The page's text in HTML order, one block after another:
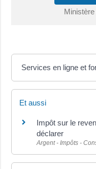
Services en ligne et
Et aussi
Impôt sur le
déclarer
Argent - Impôts -